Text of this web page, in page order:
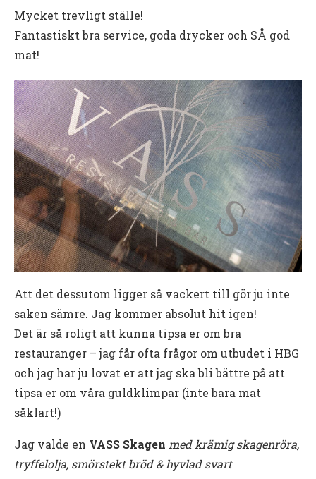
Mycket trevligt ställe!
Fantastiskt bra service, goda drycker och SÅ god
mat!
Att det dessutom ligger så vackert till gör ju inte
saken sämre. Jag kommer absolut hit igen!
Det är så roligt att kunna tipsa er om bra
restauranger – jag får ofta frågor om utbudet i HBG
och jag har ju lovat er att jag ska bli bättre på att
tipsa er om våra guldklimpar (inte bara mat
såklart!)
Jag valde en VASS Skagen med krämig skagenröra,
tryffelolja, smörstekt bröd & hyvlad svart